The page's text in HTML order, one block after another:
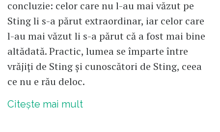
concluzie: celor care nu l-au mai văzut pe
Sting li s-a părut extraordinar, iar celor care
l-au mai văzut li s-a părut că a fost mai bine
altădată. Practic, lumea se împarte între
vrăjiți de Sting și cunoscători de Sting, ceea
ce nu e rău deloc.
Citește mai mult